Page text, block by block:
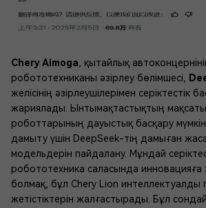
Chery Aimoga, қытайлық
робототехниканы әзірлеу бөлімшесі,
желісінің әзірлеушілерімен серіктестік
жариялады. Ынтымақтастықтың
роботтарының дауыстық басқару
дамыту үшін DeepSeek-тің дамыған
модельдерін пайдалану. Мұндай
робототехника саласында
болмақ, бұл Chery Lion
жетістіктерін жалғастырады. Бұл